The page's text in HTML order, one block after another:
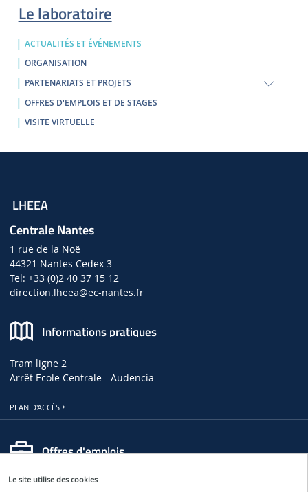
Le site utilise des cookies
Le laboratoire
ACTUALITÉS ET ÉVÉNEMENTS
ORGANISATION
PARTENARIATS ET PROJETS
OFFRES D'EMPLOIS ET DE STAGES
VISITE VIRTUELLE
LHEEA
Centrale Nantes
1 rue de la Noë
44321 Nantes Cedex 3
Tel: +33 (0)2 40 37 15 12
direction.lheea@ec-nantes.fr
Informations pratiques
Tram ligne 2
Arrêt Ecole Centrale - Audencia
PLAN D'ACCÈS
Offres d'emplois
OFFRES D'EMPLOIS, DE THÈSES ET DE STAGES AU LHEEA